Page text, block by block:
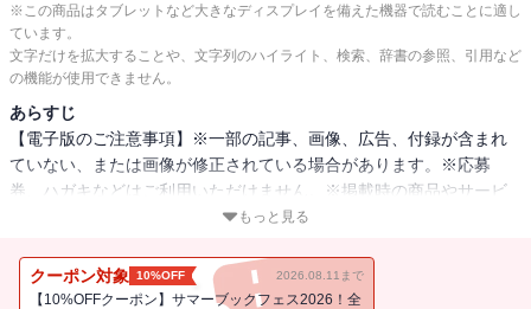
※この商品はタブレットなど大きなディスプレイを備えた機器で読むことに適し
ています。
文字だけを拡大することや、文字列のハイライト、検索、辞書の参照、引用など
の機能が使用できません。
あらすじ
【電子版のご注意事項】※一部の記事、画像、広告、付録が含まれ
ていない、または画像が修正されている場合があります。※応募
券、ハガキなどはご利用いただけません。※掲載時の商品やサービ
スは、時間の経過にともない提供が終了している場合があります。
変わる、ピラティス＝全身美容！ 41才二児の母とは思えぬ美ボデ
ィの持ち主・優木まおみさん初のピラティス本41才で二児の母とは
もっと見る
クーポン対象 10%OFF 2026.08.11まで
【10%OFFクーポン】サマーブックフェス2026！全